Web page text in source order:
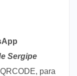
Sergipe
para